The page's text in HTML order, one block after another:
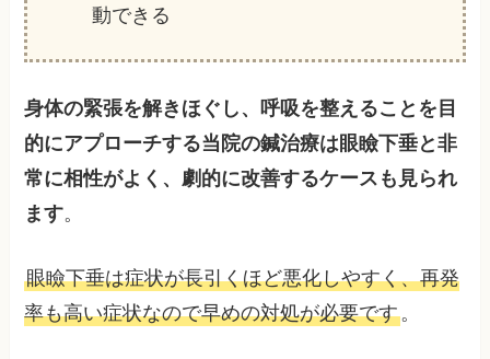
動できる
身体の緊張を解きほぐし、呼吸を整えることを目
的にアプローチする当院の鍼治療は眼瞼下垂と非
常に相性がよく、劇的に改善するケースも見られ
ます。
眼瞼下垂は症状が長引くほど悪化しやすく、再発
率も高い症状なので早めの対処が必要です。